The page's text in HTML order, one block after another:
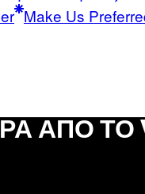
Make Us
ΑΠΌ ΤΟ